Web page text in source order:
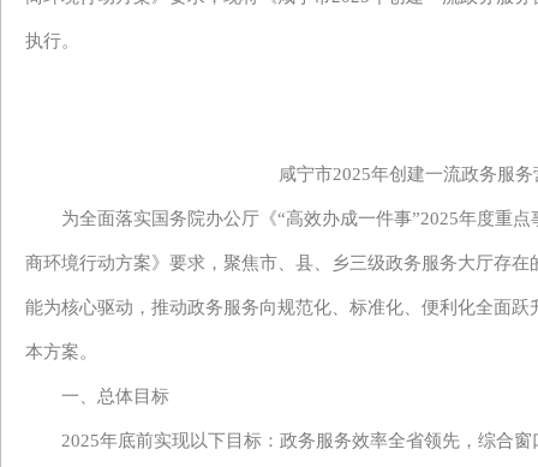
执行。
咸宁市2025年创建一流政务服务
为全面落实国务院办公厅《“高效办成一件事”2025年度重
商环境行动方案》要求，聚焦市 县 乡三级政务服务大厅存
能为核心驱动，推动政务服务向规范化、标准化、便利化全面
本方案。
一、总体目标
2025年底前实现以下目标：政务服务效率全省领先 ， 综合窗